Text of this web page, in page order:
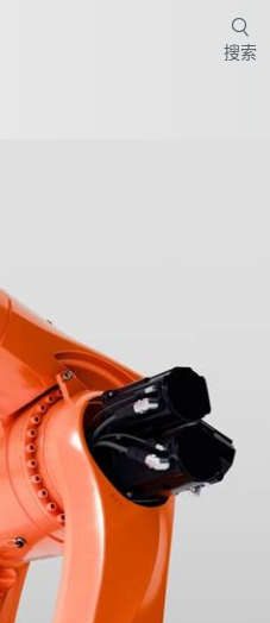
搜索